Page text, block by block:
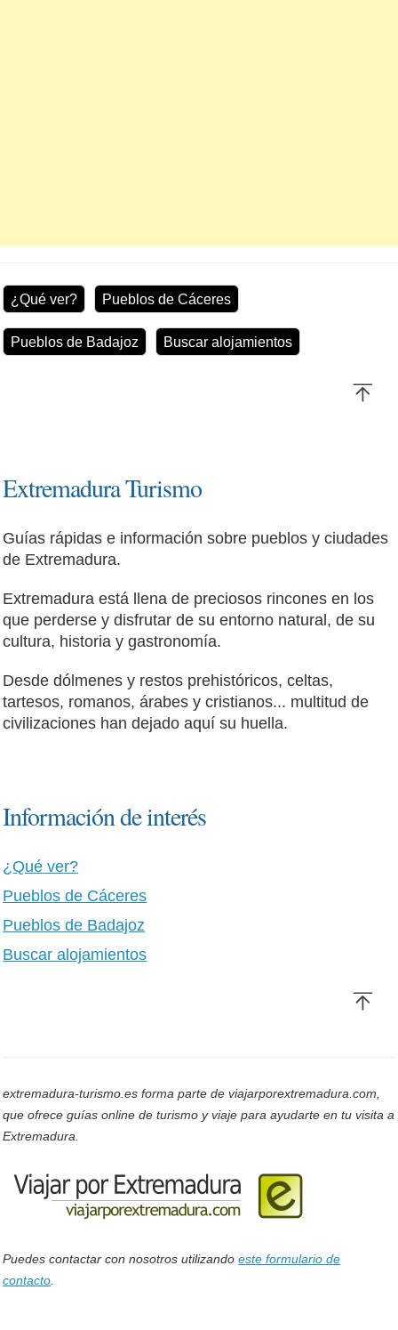
¿Qué ver? Pueblos de Cáceres
Pueblos de Badajoz Buscar alojamientos
Extremadura Turismo
Guías rápidas e información sobre pueblos y ciudades
de Extremadura.
Extremadura está llena de preciosos rincones en los
que perderse y disfrutar de su entorno natural, de su
cultura, historia y gastronomía.
Desde dólmenes y restos prehistóricos, celtas,
tartesos, romanos, árabes y cristianos... multitud de
civilizaciones han dejado aquí su huella.
Información de interés
¿Qué ver?
Pueblos de Cáceres
Pueblos de Badajoz
Buscar alojamientos
extremadura-turismo.es forma parte de viajarporextremadura.com,
que ofrece guías online de turismo y viaje para ayudarte en tu visita a
Extremadura.
Puedes contactar con nosotros utilizandoeste formulario de
contacto.